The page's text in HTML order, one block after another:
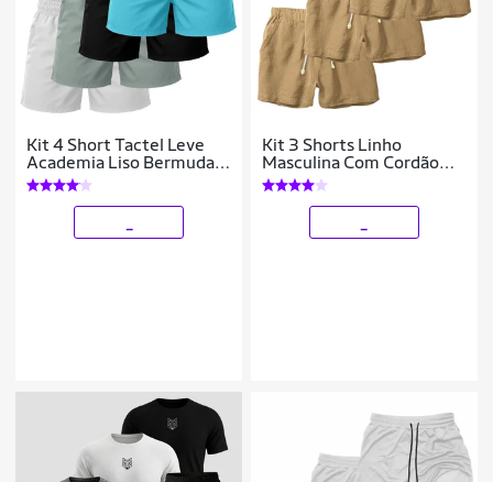
Kit 4 Short Tactel Leve
Academia Liso Bermuda
Masculina
Kit 3 Shorts Linho
Masculina Com Cordão
Bermuda Casual Verão